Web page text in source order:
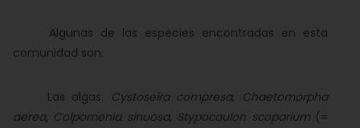
Algunas de las especies encontradas en esta
comunidad son:
Las algas: Cystoseira compresa, Chaetomorpha
aerea, Colpomenia sinuosa, Stypocaulon scoparium(=